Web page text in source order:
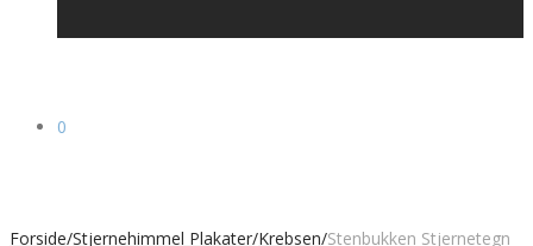
0
Forside/Stjernehimmel Plakater/Krebsen/Stenbukken Stjernetegn